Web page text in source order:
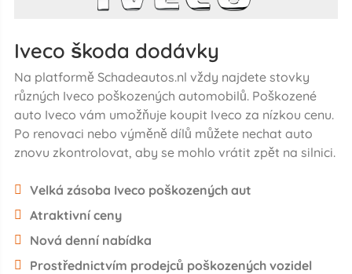
Iveco škoda dodávky
Na platformě Schadeautos.nl vždy najdete stovky
různých Iveco poškozených automobilů. Poškozené
auto Iveco vám umožňuje koupit Iveco za nízkou cenu.
Po renovaci nebo výměně dílů můžete nechat auto
znovu zkontrolovat, aby se mohlo vrátit zpět na silnici.
Velká zásoba Iveco poškozených aut
Atraktivní ceny
Nová denní nabídka
Prostřednictvím prodejců poškozených vozidel